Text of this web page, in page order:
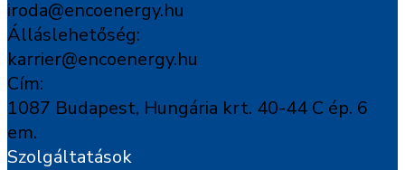
iroda@encoenergy.hu
Álláslehetőség:
karrier@encoenergy.hu
Cím:
1087 Budapest, Hungária krt. 40-44 C ép. 6
em.
Szolgáltatások